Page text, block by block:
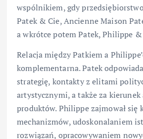
wspólnikiem, gdy
Patek & Cie, Ancienne Maison
a wkrótce potem Patek, Philippe &
Relacja między Patkiem a
komplementarna. Patek
strategię, kontakty z elitami
artystycznymi, a także za
produktów. Philippe zajmował się
mechanizmów, udoskonalaniem
rozwiązań, opracowywaniem